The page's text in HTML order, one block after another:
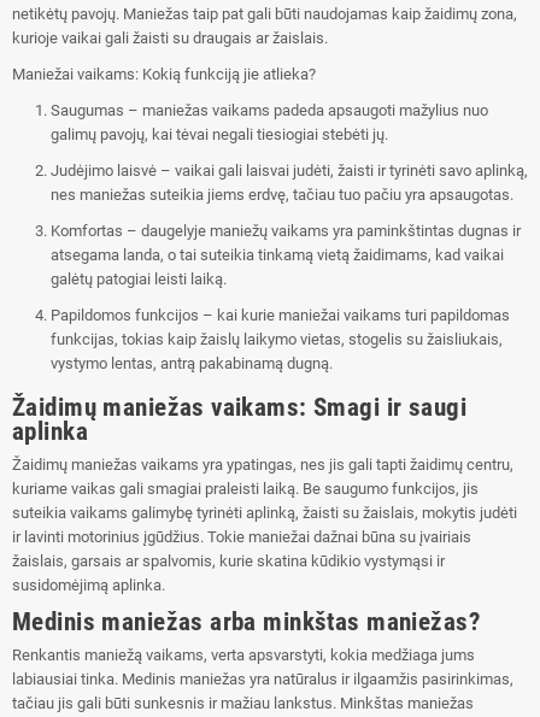
netikėtų pavojų. Maniežas taip pat gali būti naudojamas kaip žaidimų zona,
kurioje vaikai gali žaisti su draugais ar žaislais.
Maniežai vaikams: Kokią funkciją jie atlieka?
Saugumas – maniežas vaikams padeda apsaugoti mažylius nuo
galimų pavojų, kai tėvai negali tiesiogiai stebėti jų.
Judėjimo laisvė – vaikai gali laisvai judėti, žaisti ir tyrinėti savo aplinką,
nes maniežas suteikia jiems erdvę, tačiau tuo pačiu yra apsaugotas.
Komfortas – daugelyje maniežų vaikams yra paminkštintas dugnas ir
atsegama landa, o tai suteikia tinkamą vietą žaidimams, kad vaikai
galėtų patogiai leisti laiką.
Papildomos funkcijos – kai kurie maniežai vaikams turi papildomas
funkcijas, tokias kaip žaislų laikymo vietas, stogelis su žaisliukais,
vystymo lentas, antrą pakabinamą dugną.
Žaidimų maniežas vaikams: Smagi ir saugi
aplinka
Žaidimų maniežas vaikams yra ypatingas, nes jis gali tapti žaidimų centru,
kuriame vaikas gali smagiai praleisti laiką. Be saugumo funkcijos, jis
suteikia vaikams galimybę tyrinėti aplinką, žaisti su žaislais, mokytis judėti
ir lavinti motorinius įgūdžius. Tokie maniežai dažnai būna su įvairiais
žaislais, garsais ar spalvomis, kurie skatina kūdikio vystymąsi ir
susidomėjimą aplinka.
Medinis maniežas arba minkštas maniežas?
Renkantis maniežą vaikams, verta apsvarstyti, kokia medžiaga jums
labiausiai tinka. Medinis maniežas yra natūralus ir ilgaamžis pasirinkimas,
tačiau jis gali būti sunkesnis ir mažiau lankstus. Minkštas maniežas